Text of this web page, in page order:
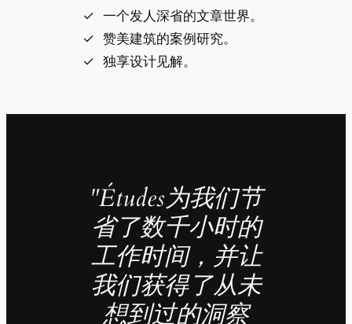
一个发人深省的文章世界。
赞美建筑的案例研究。
独享设计见解。
"Études为我们节
省了数千小时的
工作时间，并让
我们获得了从未
想到过的洞察